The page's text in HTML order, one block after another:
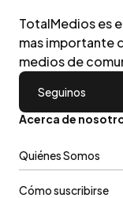
TotalMedios es
mas importante
medios de
Seguinos
Acerca de
Quiénes Somos
Cómo suscribirse